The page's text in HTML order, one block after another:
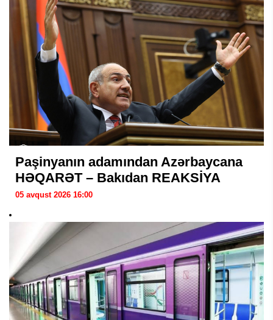
Paşinyanın adamından Azərbaycana
HƏQARƏT – Bakıdan REAKSİYA
05 avqust 2026 16:00